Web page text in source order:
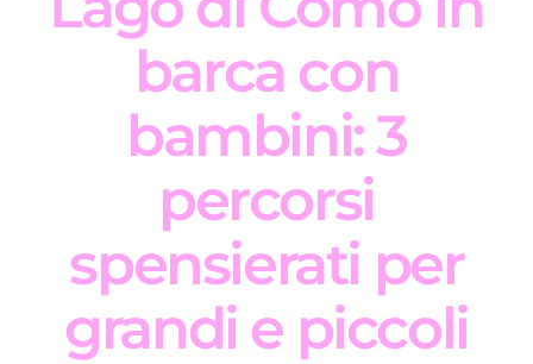
barca con
bambini: 3
percorsi
spensierati per
grandi e piccoli